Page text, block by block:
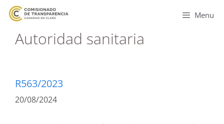
Menu
Autoridad sanitaria
R563/2023
20/08/2024